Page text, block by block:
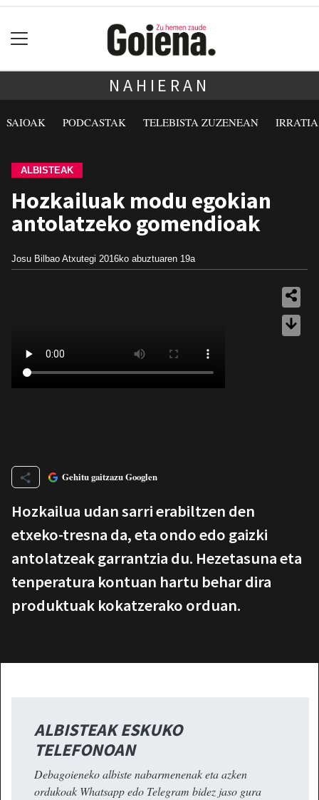
NAHIERAN
SAIOAK PODCASTAK TELEBISTA ZUZENEAN
ALBISTEAK
Hozkailuak modu egokian
antolatzeko gomendioak
Josu Bilbao Atxutegi 2016ko abuztuaren 19a
Gehitu gaitzazu Googlen
Hozkailua udan sarri erabiltzen den
etxeko-tresna da, eta ondo edo gaizki
antolatzeak garrantzia du. Hezetasuna eta
tenperatura kontuan hartu behar dira
produktuak kokatzerako orduan.
ALBISTEAK ESKUKO
TELEFONOAN
Debagoieneko albiste nabarmenenak eta azken
ordukoak Whatsapp edo Telegram bidez jaso gura